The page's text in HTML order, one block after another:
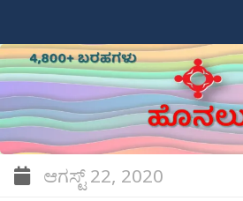
ಆಗಸ್ಟ್ 22, 2020